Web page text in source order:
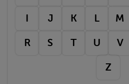
I J K L M
R S T U V
Z